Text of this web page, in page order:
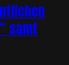
samt